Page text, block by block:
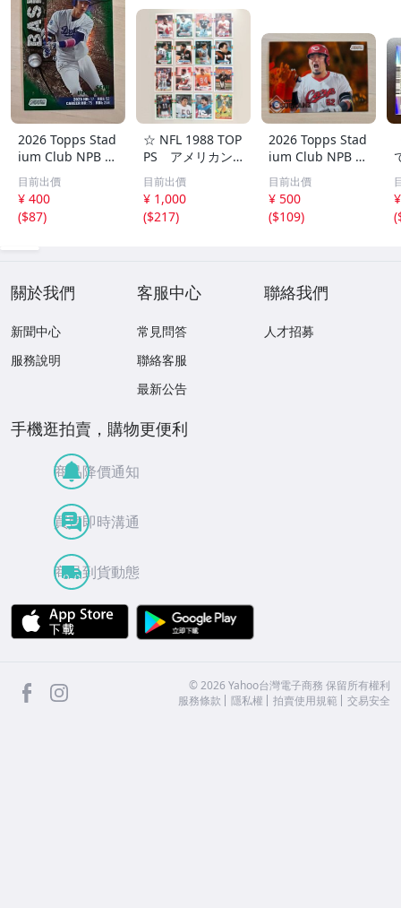
2026 Topps Stad
ium Club NPB 上
林誠知 BASH 99
シリ パラレルカ
ード 中日ドラゴ
ンズ
目前出價
¥ 400
($87)
☆ NFL 1988 TOP
PS アメリカン
フットボール ト
レーディングカー
ド 16枚
目前出價
¥ 1,000
($217)
2026 Topps Stad
ium Club NPB 広
島東洋カープ 末
包昇大 25枚限定
パラレル
目前出價
¥ 500
($109)
(
關於我們
新聞中心
服務說明
客服中心
常見問答
聯絡客服
最新公告
聯絡我們
人才招募
手機逛拍賣，購物更便利
商品降價通知
買賣即時溝通
商品到貨動態
APP Store
facebook ©2026 Yahoo台灣電子商務 保留所有權利
服務條款
隱私權 拍賣使用規範 交易安全